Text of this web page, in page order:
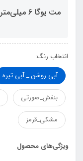
مت یوگا 6 میلی‌متری دورنگ Agilinex
انتخاب رنگ:
آبی روشن _ آبی تیره
بنفش_صورتی
مشکی_قرمز
ویژگی‌های محصول